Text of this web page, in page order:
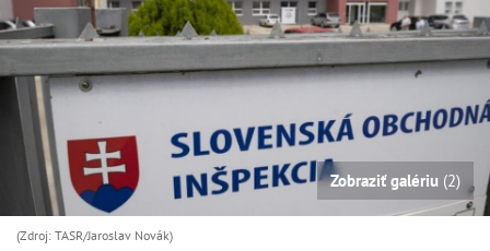
Zobraziť galériu (2)
(Zdroj: TASR/Jaroslav Novák)